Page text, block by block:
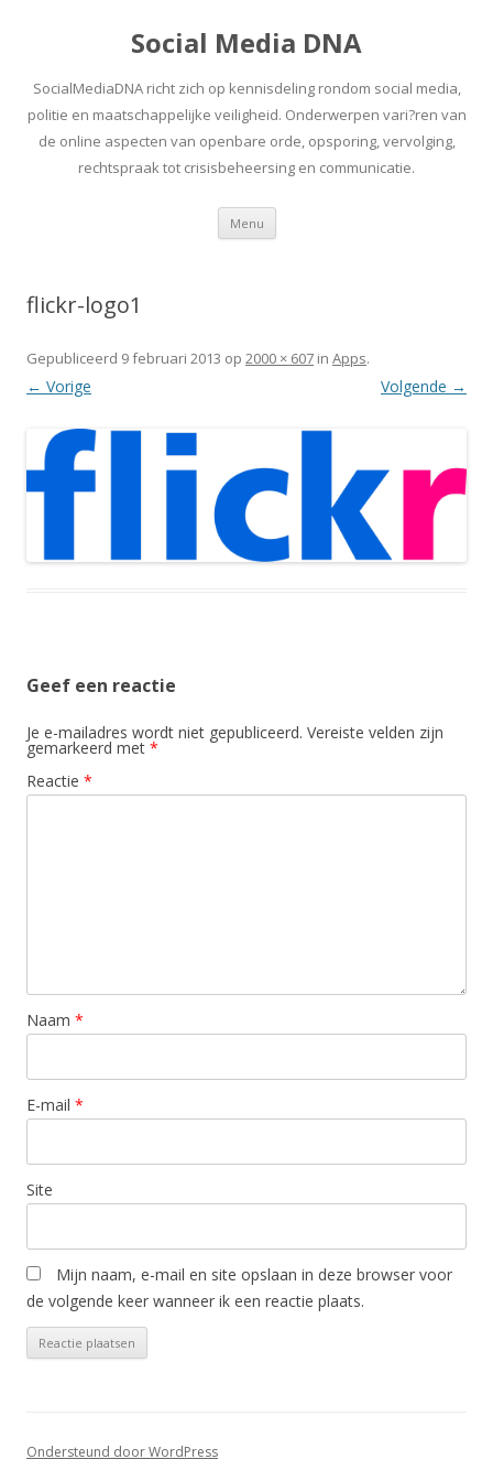
Social Media DNA
SocialMediaDNA richt zich op kennisdeling rondom social media,
politie en maatschappelijke veiligheid. Onderwerpen vari?ren van
de online aspecten van openbare orde, opsporing, vervolging,
rechtspraak tot crisisbeheersing en communicatie.
Menu Spring
inhoud
flickr-logo1
Gepubliceerd 9 februari 2013 op 2000 × 607 in Apps.
← Vorige Volgende →
Geef een reactie
Je e-mailadres wordt niet gepubliceerd. Vereiste velden zijn
gemarkeerd met *
Reactie *
Naam *
E-mail *
Site
Mijn naam, e-mail en site opslaan in deze browser voor
de volgende keer wanneer ik een reactie plaats.
Ondersteund door WordPress